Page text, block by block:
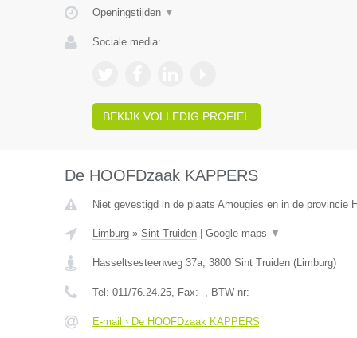
Openingstijden ▼
Sociale media:
BEKIJK VOLLEDIG PROFIEL
De HOOFDzaak KAPPERS
Niet gevestigd in de plaats Amougies en in de provincie
Limburg» Sint Truiden| Google maps ▼
Hasseltsesteenweg 37a, 3800 Sint Truiden(Limburg)
Tel: 011/76.24.25, Fax: -, BTW-nr: -
E-mail › De HOOFDzaak KAPPERS